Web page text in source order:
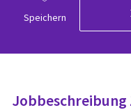
Speichern
Jobbeschreibung